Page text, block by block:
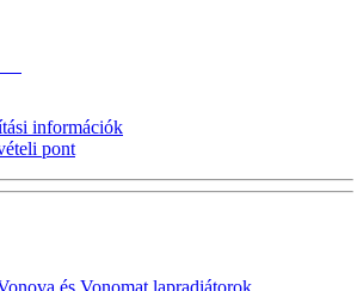
információk
pont
és Vonomat lapradiátorok